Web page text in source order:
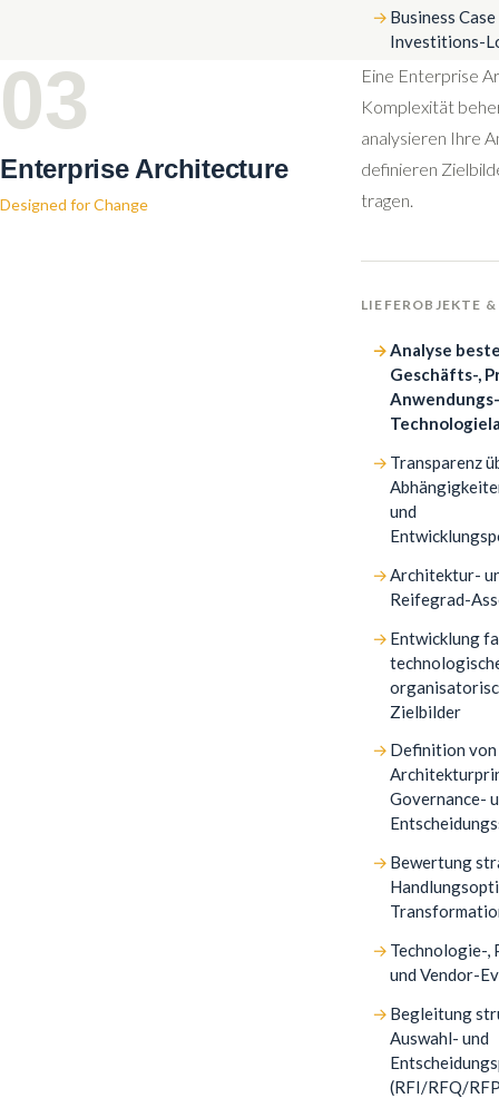
Business Case
Investitions-
03
Enterprise Architecture
Designed for Change
Eine Enterprise
Komplexität
analysieren Ihre
definieren
tragen.
LIEFEROBJEKTE
Analyse
Geschäfts-,
Transparenz
und
Architektur-
Reifegrad-
Entwicklung
Zielbilder
Definition von
Governance-
Bewertung
Technologie-
und Vendor-
Begleitung
Auswahl- und
(RFI/RFQ/